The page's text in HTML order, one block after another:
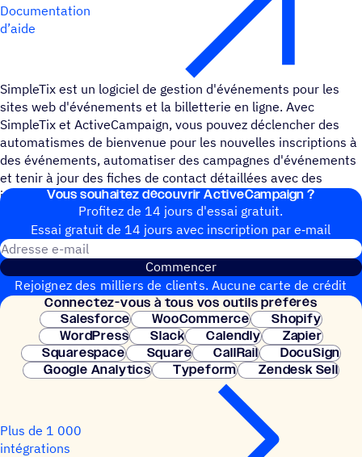
Documentation
d’aide
SimpleTix est un logiciel de gestion d'événements pour les
sites web d'événements et la billetterie en ligne. Avec
SimpleTix et ActiveCampaign, vous pouvez déclencher des
automatismes de bienvenue pour les nouvelles inscriptions à
des événements, automatiser des campagnes d'événements
et tenir à jour des fiches de contact détaillées avec des
informations sur les clients.
Vous souhai­tez découvrir ActiveCampaign ?
Profitez de 14 jours d'essai gratuit.
Essai gratuit de 14 jours avec inscrip­tion par e‑mail
Commencer
Rejoignez des milliers de clients. Aucune carte de crédit
nécessaire. Configuration instantanée.
Connec­tez-vous à tous vos outils préférés
Salesforce
WooCommerce
Shopify
WordPress
Slack Calendly
Zapier
Squarespace
Square CallRail
DocuSign
Google Analytics
Typeform Zendesk Sell
Plus de 1 000
intégrations